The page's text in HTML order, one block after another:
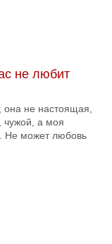
не любит
она не настоящая,
чужой, а моя
Не может любовь